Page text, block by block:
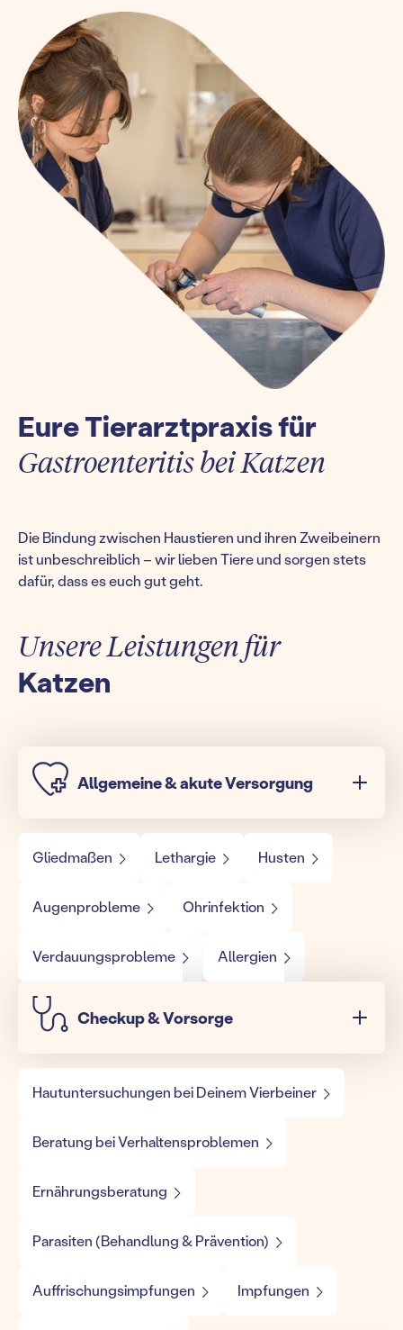
Eure Tierarztpraxis für
Gastroenteritis bei Katzen
Die Bindung zwischen Haustieren und ihren Zweibeinern
ist unbeschreiblich – wir lieben Tiere und sorgen stets
dafür, dass es euch gut geht.
Unsere Leistungen für
Katzen
Allgemeine & akute Versorgung
Gliedmaßen Lethargie Husten
Augenprobleme Ohrinfektion
Verdauungsprobleme Allergien
Checkup & Vorsorge
Hautuntersuchungen bei Deinem Vierbeiner
Beratung bei Verhaltensproblemen
Ernährungsberatung
Parasiten (Behandlung & Prävention)
Auffrischungsimpfungen Impfungen